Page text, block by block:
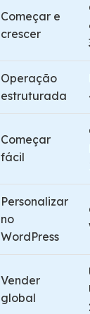
Começar e
crescer
Operação
estruturada
Começar
fácil
Personalizar
no
WordPress
Vender
global